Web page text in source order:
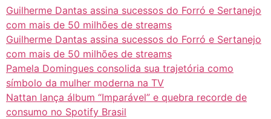
Guilherme Dantas assina sucessos do Forró e Sertanejo
com mais de 50 milhões de streams
Guilherme Dantas assina sucessos do Forró e Sertanejo
com mais de 50 milhões de streams
Pamela Domingues consolida sua trajetória como
símbolo da mulher moderna na TV
Nattan lança álbum “Imparável” e quebra recorde de
consumo no Spotify Brasil